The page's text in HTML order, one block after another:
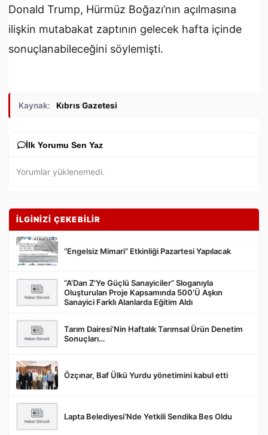
Donald Trump, Hürmüz Boğazı’nın açılmasına
ilişkin mutabakat zaptının gelecek hafta içinde
sonuçlanabileceğini söylemişti.
Kaynak: Kıbrıs Gazetesi
İlk Yorumu Sen Yaz
Gönder
Yorumlar yüklenemedi.
İLGİNİZİ ÇEKEBİLİR
“Engelsiz Mimari” Etkinliği Pazartesi Yapılacak
“A’Dan Z’Ye Güçlü Sanayiciler” Sloganıyla
Oluşturulan Proje Kapsamında 500’Ü Aşkın
Sanayici Farklı Alanlarda Eğitim Aldı
Tarım Dairesi’Nin Haftalık Tarımsal Ürün Denetim
Sonuçları…
Özçınar, Baf Ülkü Yurdu yönetimini kabul etti
Lapta Belediyesi’Nde Yetkili Sendika Bes Oldu